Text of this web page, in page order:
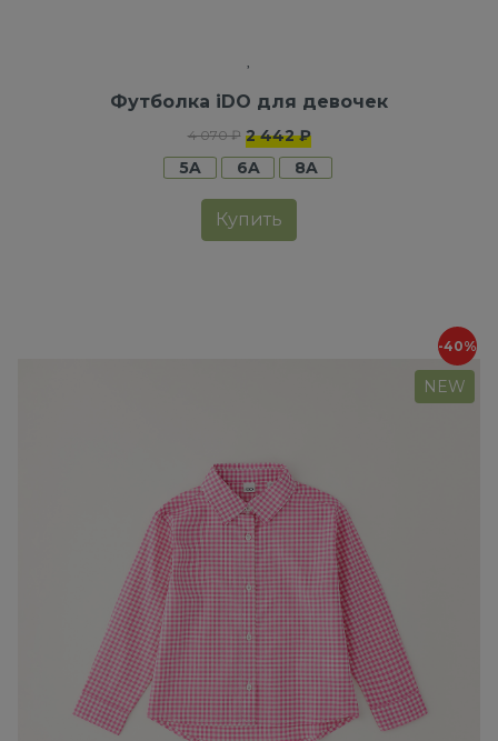
Футболка iDO для девочек
4 070 ₽ 2 442 ₽
5A
6A 8A
Купить
-40%
NEW